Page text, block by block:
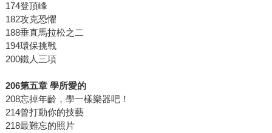
174登頂峰
182攻克恐懼
188垂直馬拉松之二
194環保挑戰
200鐵人三項
206第五章 學所愛的
208忘掉年齡，學一樣樂器吧！
214曾打動你的技藝
218最難忘的照片